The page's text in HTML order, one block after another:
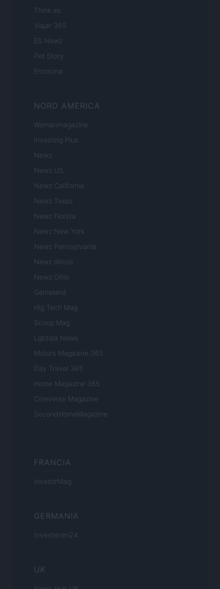
Think.es
Viajar 365
ES Newz
Pet Story
Encocina
NORD AMERICA
Womanmagazine
Investing Plus
Newz
Newz US
Newz California
Newz Texas
Newz Florida
Newz New York
Newz Pennsylvania
Newz Illinois
Newz Ohio
Gameland
Hig Tech Mag
Scoop Mag
Lgbtqia News
Motors Magazine 365
Day Travel 365
Home Magazine 365
Cineverse Magazine
SecondHomeMagazine
FRANCIA
InvestirMag
GERMANIA
Investieren24
UK